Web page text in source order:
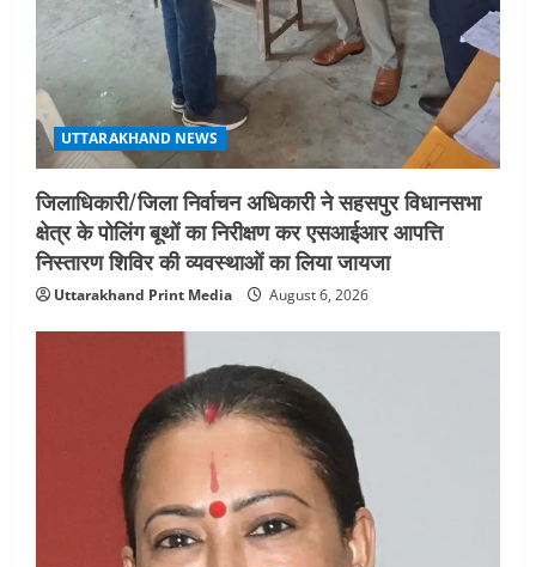
UTTARAKHAND NEWS
जिलाधिकारी/जिला निर्वाचन अधिकारी ने सहसपुर विधानसभा
क्षेत्र के पोलिंग बूथों का निरीक्षण कर एसआईआर आपत्ति
निस्तारण शिविर की व्यवस्थाओं का लिया जायजा
Uttarakhand Print Media August 6, 2026